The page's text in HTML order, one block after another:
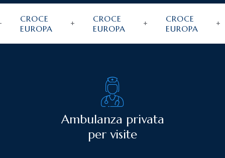
CROCE
EUROPA
CROCE
EUROPA
CROCE
EUROPA
Ambulanza privata
per visite